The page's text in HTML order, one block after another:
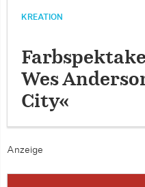
KREATION
Wes
City«
Anzeige